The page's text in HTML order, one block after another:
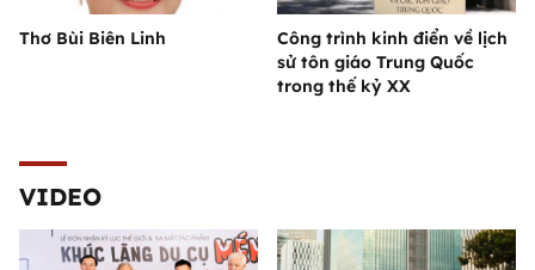
Thơ Bùi Biên Linh
Công trình kinh điển về lịch
sử tôn giáo Trung Quốc
trong thế kỷ XX
VIDEO